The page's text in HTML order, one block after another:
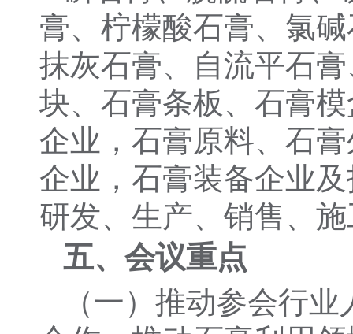
膏、柠檬酸石膏、氯
抹灰石膏、自流平石
块、石膏条板、石膏
企业，石膏原料、石
企业，石膏装备企业
研发、生产、销售、
五、会议重点
（一）推动参会行